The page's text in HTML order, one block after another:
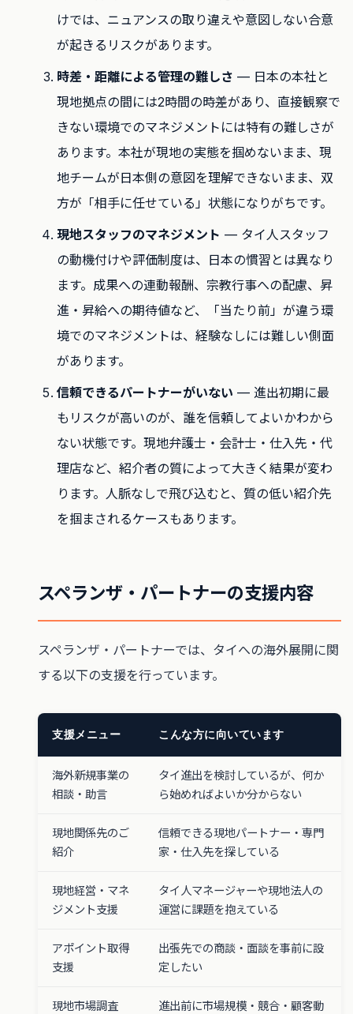
けでは、ニュアンスの取り違えや意図しない合意
が起きるリスクがあります。
時差・距離による管理の難しさ — 日本の本社と
現地拠点の間には2時間の時差があり、直接観察で
きない環境でのマネジメントには特有の難しさが
あります。本社が現地の実態を掴めないまま、現
地チームが日本側の意図を理解できないまま、双
方が「相手に任せている」状態になりがちです。
現地スタッフのマネジメント — タイ人スタッフ
の動機付けや評価制度は、日本の慣習とは異なり
ます。成果への連動報酬、宗教行事への配慮、昇
進・昇給への期待値など、「当たり前」が違う環
境でのマネジメントは、経験なしには難しい側面
があります。
信頼できるパートナーがいない — 進出初期に最
もリスクが高いのが、誰を信頼してよいかわから
ない状態です。現地弁護士・会計士・仕入先・代
理店など、紹介者の質によって大きく結果が変わ
ります。人脈なしで飛び込むと、質の低い紹介先
を掴まされるケースもあります。
スペランザ・パートナーの支援内容
スペランザ・パートナーでは、タイへの海外展開に関
する以下の支援を行っています。
支援メニュー こんな方に向いています
海外新規事業の
相談・助言
タイ進出を検討しているが、何か
ら始めればよいか分からない
現地関係先のご
紹介
信頼できる現地パートナー・専門
家・仕入先を探している
現地経営・マネ
ジメント支援
タイ人マネージャーや現地法人の
運営に課題を抱えている
アポイント取得
支援
出張先での商談・面談を事前に設
定したい
現地市場調査
進出前に市場規模・競合・顧客動